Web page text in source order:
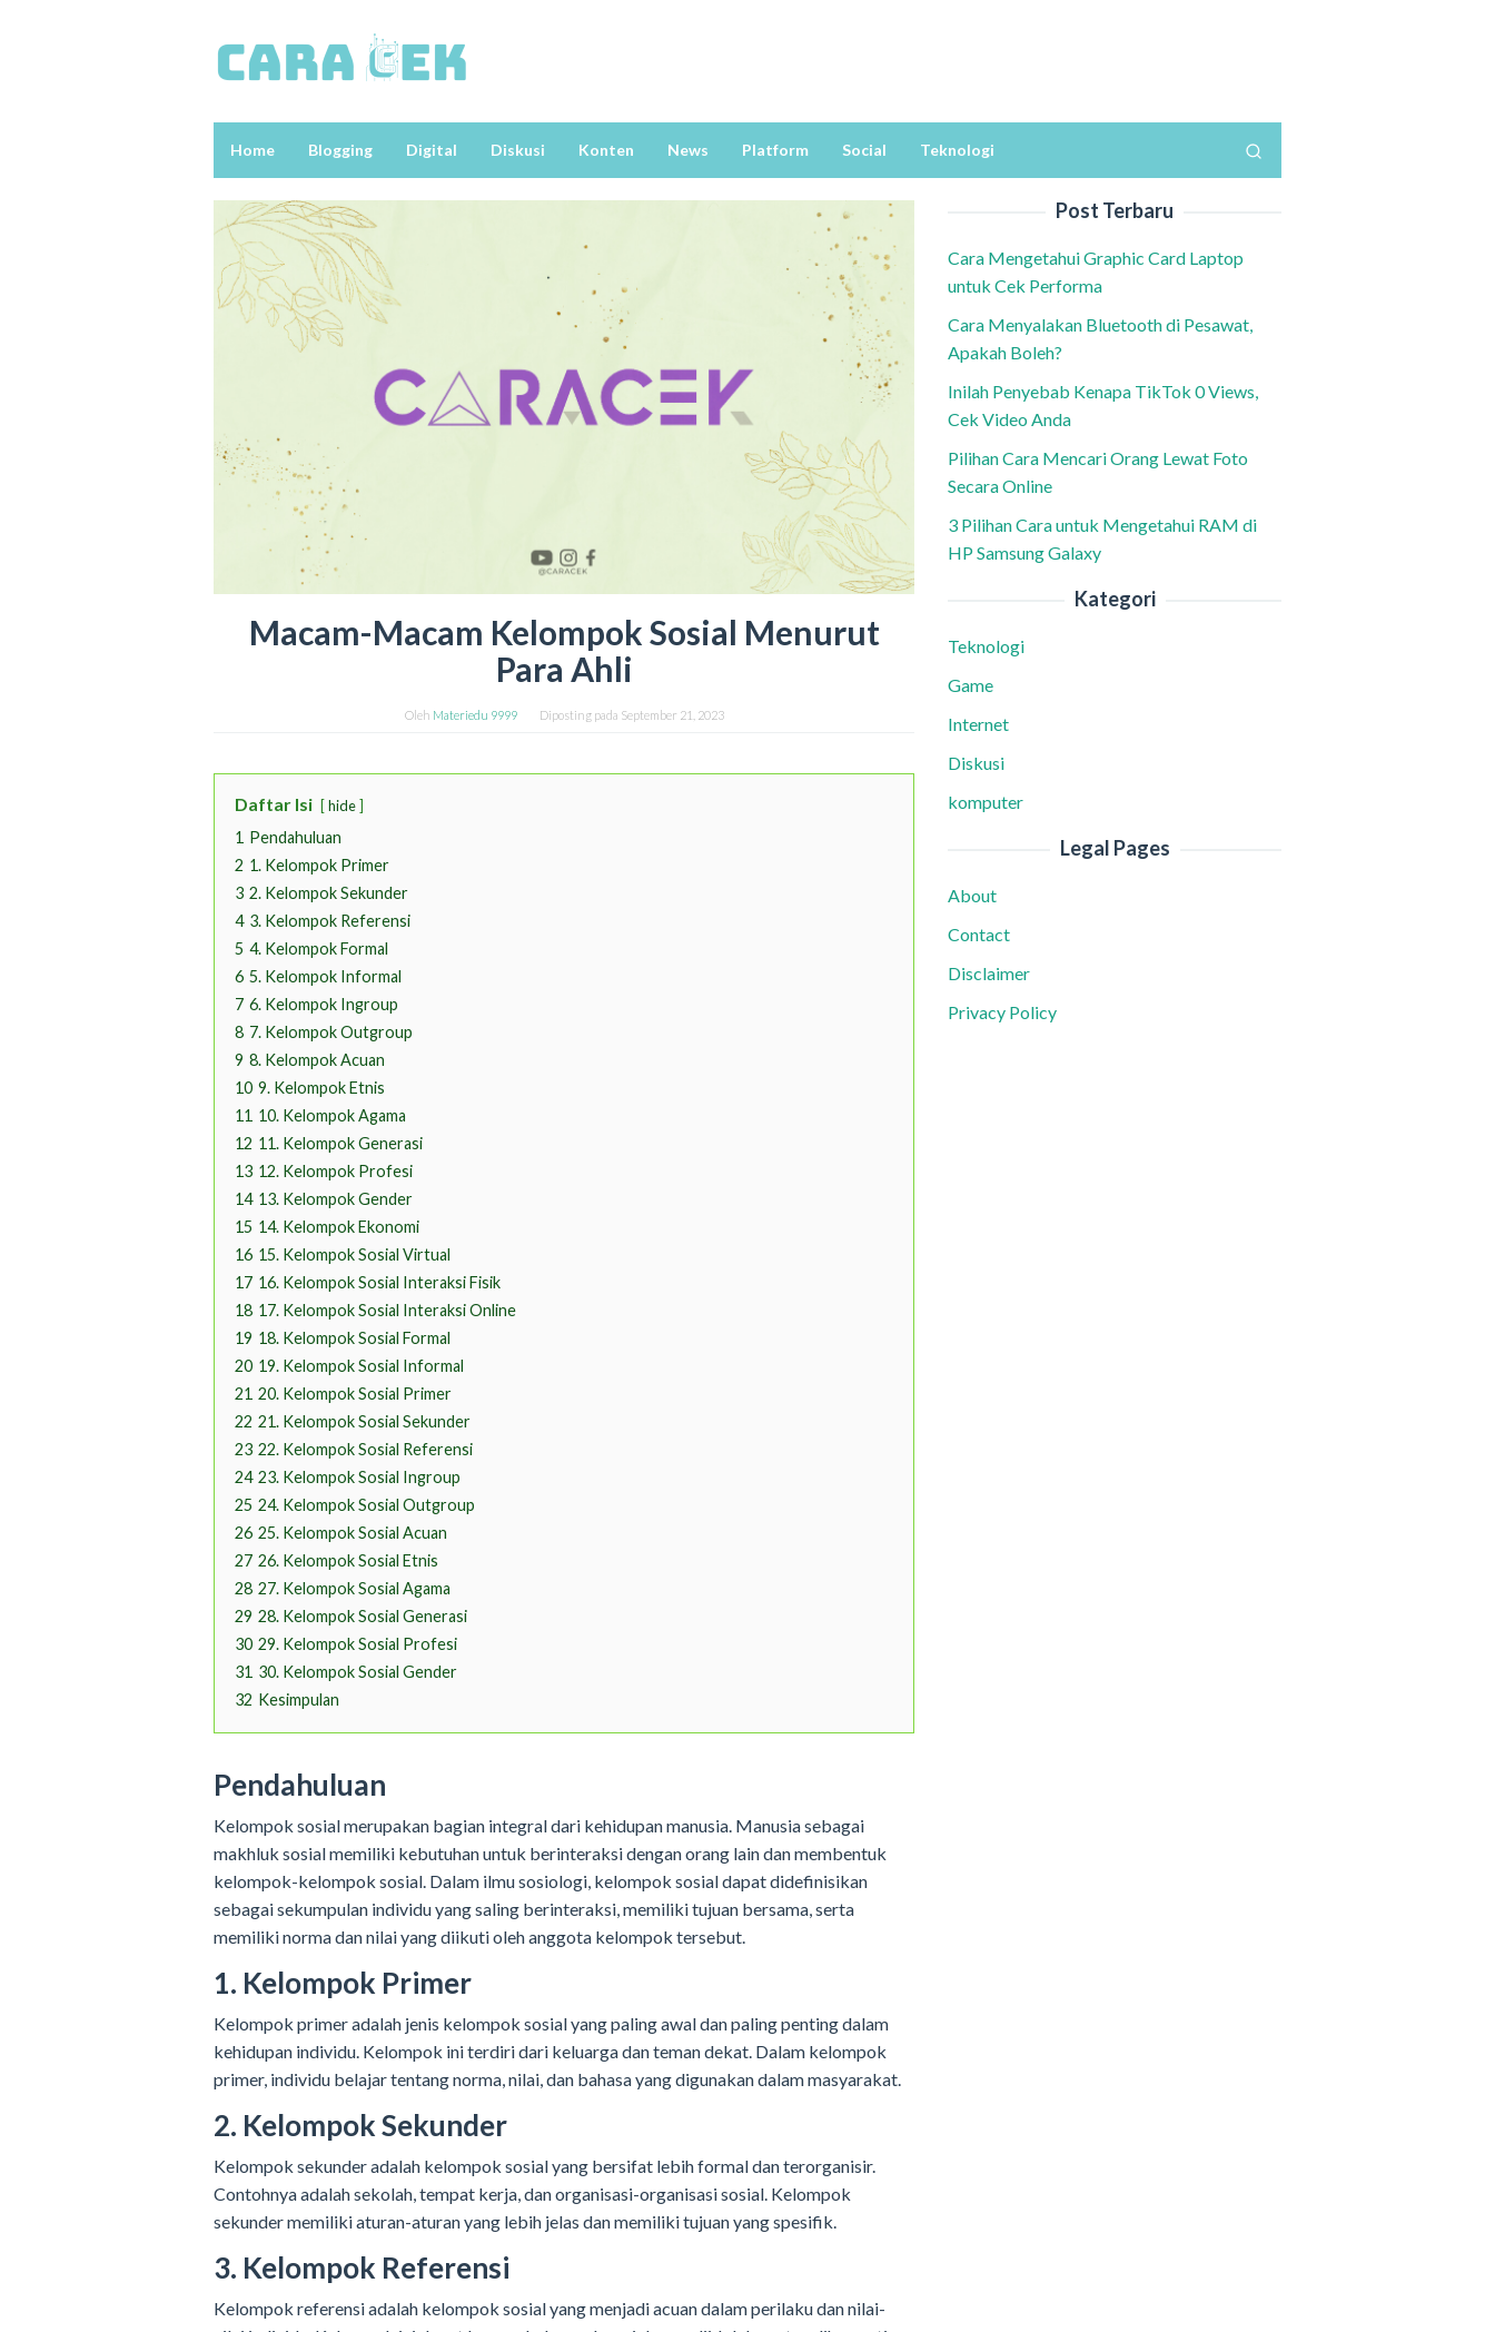
Home Blogging Digital Diskusi Konten News Platform Social Teknologi
Macam-Macam Kelompok Sosial Menurut
Para Ahli
Oleh Materiedu 9999 Diposting pada September 21, 2023
Daftar Isi hide
1 Pendahuluan
2 1. Kelompok Primer
3 2. Kelompok Sekunder
4 3. Kelompok Referensi
5 4. Kelompok Formal
6 5. Kelompok Informal
7 6. Kelompok Ingroup
8 7. Kelompok Outgroup
9 8. Kelompok Acuan
10 9. Kelompok Etnis
11 10. Kelompok Agama
12 11. Kelompok Generasi
13 12. Kelompok Profesi
14 13. Kelompok Gender
15 14. Kelompok Ekonomi
16 15. Kelompok Sosial Virtual
17 16. Kelompok Sosial Interaksi Fisik
18 17. Kelompok Sosial Interaksi Online
19 18. Kelompok Sosial Formal
20 19. Kelompok Sosial Informal
21 20. Kelompok Sosial Primer
22 21. Kelompok Sosial Sekunder
23 22. Kelompok Sosial Referensi
24 23. Kelompok Sosial Ingroup
25 24. Kelompok Sosial Outgroup
26 25. Kelompok Sosial Acuan
27 26. Kelompok Sosial Etnis
28 27. Kelompok Sosial Agama
29 28. Kelompok Sosial Generasi
30 29. Kelompok Sosial Profesi
31 30. Kelompok Sosial Gender
32 Kesimpulan
Pendahuluan
Kelompok sosial merupakan bagian integral dari kehidupan manusia. Manusia sebagai
makhluk sosial memiliki kebutuhan untuk berinteraksi dengan orang lain dan membentuk
kelompok-kelompok sosial. Dalam ilmu sosiologi, kelompok sosial dapat didefinisikan
sebagai sekumpulan individu yang saling berinteraksi, memiliki tujuan bersama, serta
memiliki norma dan nilai yang diikuti oleh anggota kelompok tersebut.
1. Kelompok Primer
Kelompok primer adalah jenis kelompok sosial yang paling awal dan paling penting dalam
kehidupan individu. Kelompok ini terdiri dari keluarga dan teman dekat. Dalam kelompok
primer, individu belajar tentang norma, nilai, dan bahasa yang digunakan dalam masyarakat.
2. Kelompok Sekunder
Kelompok sekunder adalah kelompok sosial yang bersifat lebih formal dan terorganisir.
Contohnya adalah sekolah, tempat kerja, dan organisasi-organisasi sosial. Kelompok
sekunder memiliki aturan-aturan yang lebih jelas dan memiliki tujuan yang spesifik.
3. Kelompok Referensi
Kelompok referensi adalah kelompok sosial yang menjadi acuan dalam perilaku dan nilai-
Post Terbaru
Cara Mengetahui Graphic Card Laptop
untuk Cek Performa
Cara Menyalakan Bluetooth di Pesawat,
Apakah Boleh?
Inilah Penyebab Kenapa TikTok 0 Views,
Cek Video Anda
Pilihan Cara Mencari Orang Lewat Foto
Secara Online
3 Pilihan Cara untuk Mengetahui RAM di
HP Samsung Galaxy
Kategori
Teknologi
Game
Internet
Diskusi
komputer
Legal Pages
About
Contact
Disclaimer
Privacy Policy